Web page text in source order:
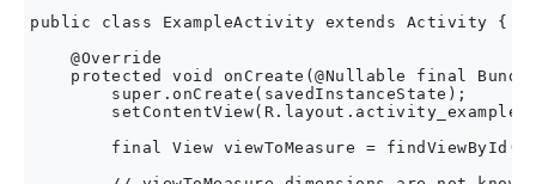
public class ExampleActivity extends Activity {
    @Override
protected void onCreate(@Nullable final
        super.onCreate(savedInstanceState);
final View viewToMeasure =